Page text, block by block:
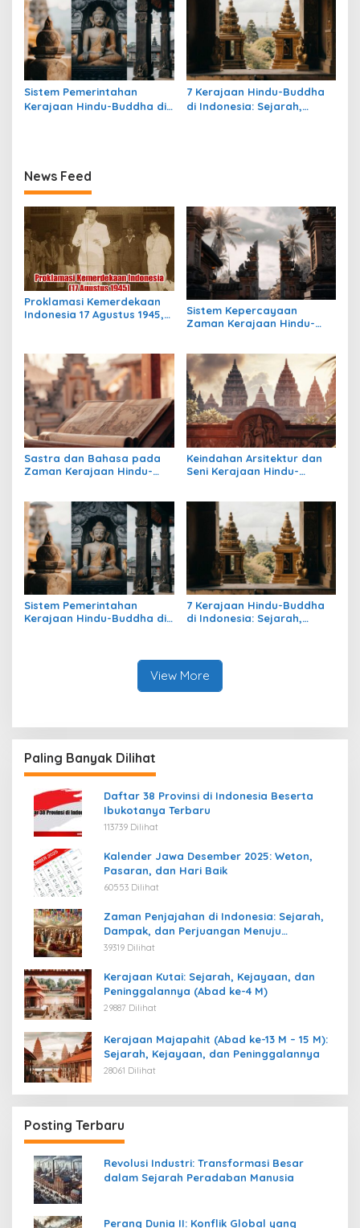
Sistem Pemerintahan
Kerajaan Hindu-Buddha di
7 Kerajaan Hindu-Buddha
di Indonesia: Sejarah,
News Feed
Proklamasi Kemerdekaan
Indonesia 17 Agustus 1945,
Sistem Kepercayaan
Zaman Kerajaan Hindu-
Masih Bertahan
Sastra dan Bahasa pada
Zaman Kerajaan Hindu-
Keindahan Arsitektur dan
Seni Kerajaan Hindu-
Sistem Pemerintahan
Kerajaan Hindu-Buddha di
7 Kerajaan Hindu-Buddha
di Indonesia: Sejarah,
View More
Paling Banyak Dilihat
Daftar 38 Provinsi di Indonesia Beserta
Ibukotanya Terbaru
113739 Dilihat
Kalender Jawa Desember 2025: Weton,
Pasaran, dan Hari Baik
60553 Dilihat
Zaman Penjajahan di Indonesia: Sejarah,
Dampak, dan Perjuangan Menuju
Kemerdekaan
39319 Dilihat
Kerajaan Kutai: Sejarah, Kejayaan, dan
Peninggalannya (Abad ke-4 M)
29887 Dilihat
Kerajaan Majapahit (Abad ke-13 M – 15 M):
Sejarah, Kejayaan, dan Peninggalannya
28061 Dilihat
Posting Terbaru
Revolusi Industri: Transformasi Besar
dalam Sejarah Peradaban Manusia
Perang Dunia II: Konflik Global yang